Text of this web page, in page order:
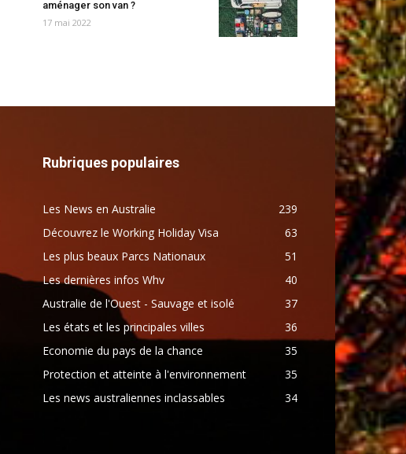
aménager son van ?
17 mai 2022
Rubriques populaires
Les News en Australie
239
Découvrez le Working Holiday Visa
63
Les plus beaux Parcs Nationaux
51
Les dernières infos Whv
40
Australie de l'Ouest - Sauvage et isolé
37
Les états et les principales villes
36
Economie du pays de la chance
35
Protection et atteinte à l'environnement
35
Les news australiennes inclassables
34